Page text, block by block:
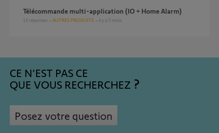
Télécommande multi-application (IO + Home Alarm)
13 réponses AUTRES PRODUITS il y a 5 mois
CE N'EST PAS CE
QUE VOUS RECHERCHEZ
Posez votre question